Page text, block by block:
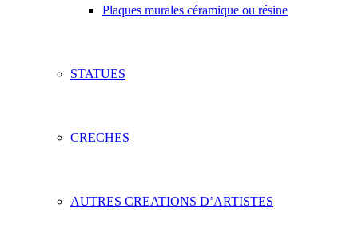
Plaques murales céramique ou résine
STATUES
CRECHES
AUTRES CREATIONS D’ARTISTES